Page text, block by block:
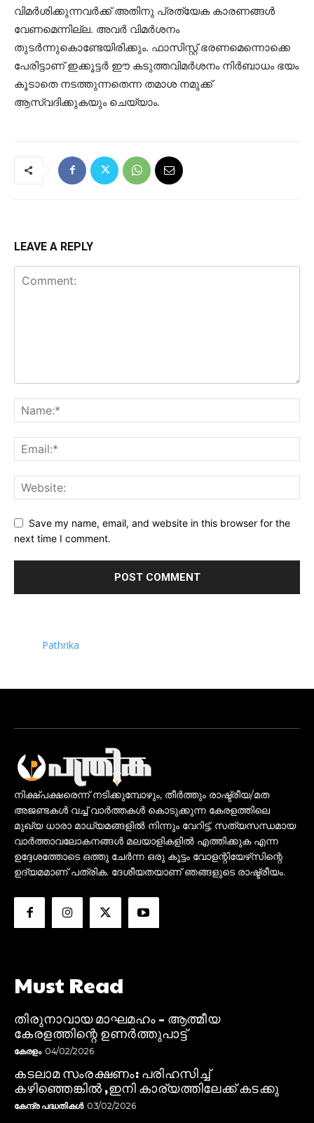
വിമര്‍ശിക്കുന്നവര്‍ക്ക് അതിനു പ്രത്യേക കാരണങ്ങള്‍
വേണമെന്നില്ല. അവര്‍ വിമര്‍ശനം
തുടര്‍ന്നുകൊണ്ടേയിരിക്കും. ഫാസിസ്റ്റ് ഭരണമെന്നൊക്കെ
പേരിട്ടാണ് ഇക്കൂട്ടര്‍ ഈ കടുത്തവിമര്‍ശനം നിര്‍ബാധം ഭയം
കൂടാതെ നടത്തുന്നതെന്ന തമാശ നമുക്ക്
ആസ്വദിക്കുകയും ചെയ്യാം.
LEAVE A REPLY
Save my name, email, and website in this browser for the
next time I comment.
Pathrika
നിക്ഷ്പക്ഷരെന്ന് നടിക്കുമ്പോഴും, തീർത്തും രാഷ്ട്രീയ/മത
അജണ്ടകൾ വച്ച് വാർത്തകൾ കൊടുക്കുന്ന കേരളത്തിലെ
മുഖ്യ ധാരാ മാധ്യമങ്ങളിൽ നിന്നും വേറിട്ട്, സത്യസന്ധമായ
വാർത്താവലോകനങ്ങൾ മലയാളികളിൽ എത്തിക്കുക എന്ന
ഉദ്ദേശത്തോടെ ഒത്തു ചേർന്ന ഒരു കൂട്ടം വോളന്റിയേഴ്‌സിന്റെ
ഉദ്യമമാണ് പത്രിക. ദേശീയതയാണ് ഞങ്ങളുടെ രാഷ്ട്രീയം.
Must Read
തിരുനാവായ മാഘമഹം – ആത്മീയ
കേരളത്തിന്റെ ഉണർത്തുപാട്ട്
കേരളം 04/02/2026
കടലാമ സംരക്ഷണം: പരിഹസിച്ച്
കഴിഞ്ഞെങ്കിൽ ,ഇനി കാര്യത്തിലേക്ക് കടക്കു
കേന്ദ്ര പദ്ധതികൾ 03/02/2026